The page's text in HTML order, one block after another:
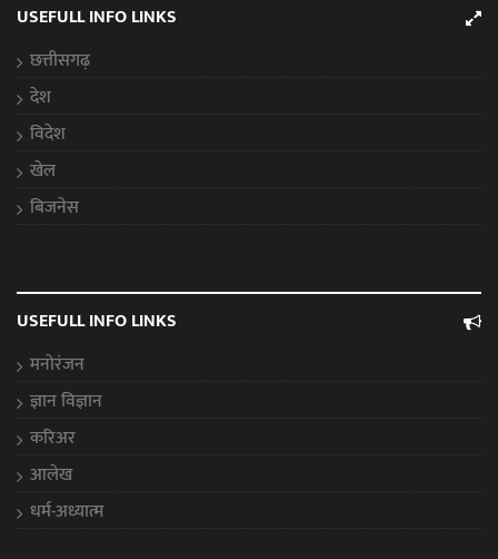
USEFULL INFO LINKS
छत्तीसगढ़
देश
विदेश
खेल
बिजनेस
USEFULL INFO LINKS
मनोरंजन
ज्ञान विज्ञान
करिअर
आलेख
धर्म-अध्यात्म